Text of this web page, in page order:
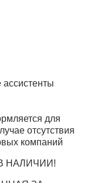
для
отсутствия
компаний
НАЛИЧИИ!